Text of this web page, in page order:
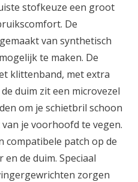
stofkeuze een groot
De
van synthetisch
te maken. De
klittenband, met extra
duim zit een microvezel
om je schietbril schoon
je voorhoofd te vegen.
compatibele patch op de
de duim. Speciaal
zorgen